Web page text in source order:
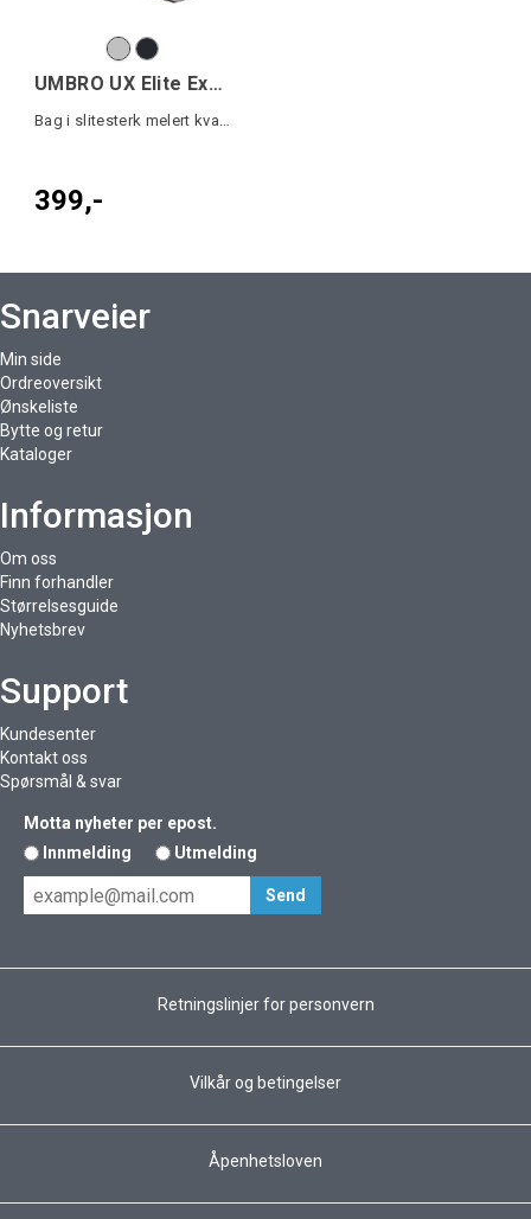
UMBRO UX Elite Excl. Bag 25L
Bag i slitesterk melert kvalitet
399,-
Snarveier
Min side
Ordreoversikt
Ønskeliste
Bytte og retur
Kataloger
Informasjon
Om oss
Finn forhandler
Størrelsesguide
Nyhetsbrev
Support
Kundesenter
Kontakt oss
Spørsmål & svar
Motta nyheter per epost.
Innmelding
Utmelding
Retningslinjer for personvern
Vilkår og betingelser
Åpenhetsloven